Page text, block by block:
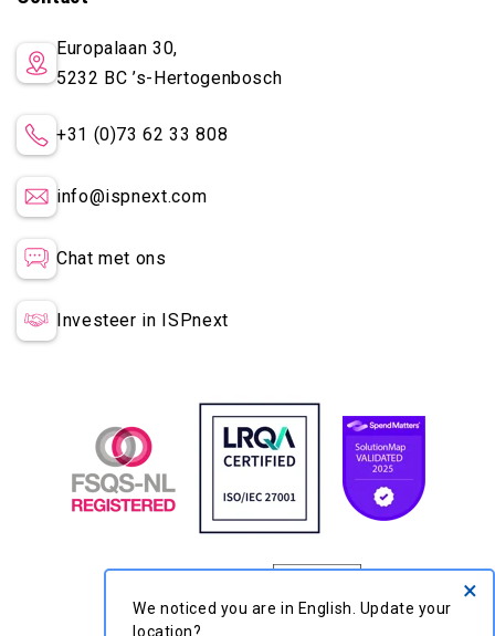
Europalaan 30,
5232 BC’s-Hertogenbosch
+31 (0)73 62 33 808
info@ispnext.com
Chat met ons
Investeer in ISPnext
×
We noticed you are in English. Update your
location?